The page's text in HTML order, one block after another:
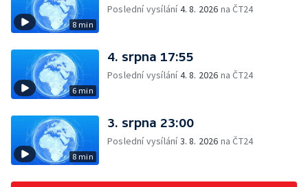
8 min
Poslední vysílání4. 8. 2026 na ČT24
6 min
4. srpna 17:55
Poslední vysílání4. 8. 2026 na ČT24
8 min
3. srpna 23:00
Poslední vysílání3. 8. 2026 na ČT24